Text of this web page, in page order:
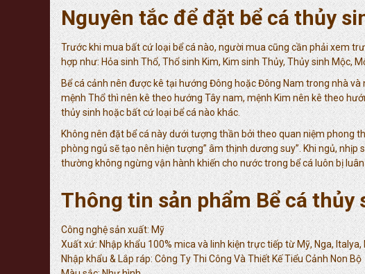
Nguyên tắc để đặt bể cá thủy
Trước khi mua bất cứ loại bể cá nào, người mua cũng cần phải xem
hợp như: Hỏa sinh Thổ, Thổ sinh Kim, Kim sinh Thủy, Thủy sinh Mộc,
Bể cá cảnh nên được kê tại hướng Đông hoặc Đông Nam trong nhà
mệnh Thổ thì nên kê theo hướng Tây nam, mệnh Kim nên kê theo
thủy sinh hoặc bất cứ loại bể cá nào khác.
Không nên đặt bể cá này dưới tượng thần bởi theo quan niệm phong
phòng ngủ sẽ tạo nên hiện tượng” âm thịnh dương suy”. Khi ngủ,
thường không ngừng vận hành khiến cho nước trong bể cá luôn bị
Thông tin sản phẩm Bể cá
Công nghệ sản xuất: Mỹ
Xuất xứ: Nhập khẩu 100% mica và linh kiện trực tiếp từ Mỹ, Nga, Italya,
Nhập khẩu & Lắp ráp: Công Ty Thi Công Và Thiết Kế Tiểu Cảnh Non Bộ